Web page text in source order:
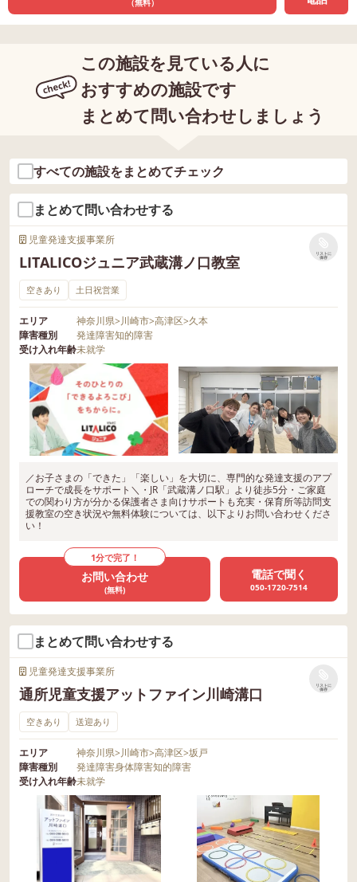
（無料）
この施設を見ている人に
おすすめの施設です
まとめて問い合わせしましょう
すべての施設をまとめてチェック
まとめて問い合わせする
児童発達支援事業所
LITALICOジュニア武蔵溝ノ口教室
リストに
保存
空きあり 土日祝営業
エリア 神奈川県>川崎市>高津区>久本
障害種別
発達障害知的障害
受け入れ年齢未就学
／お子さまの「できた」「楽しい」を大切に、専門的な発達支援のアプ
ローチで成長をサポート＼・JR「武蔵溝ノ口駅」より徒歩5分・ご家庭
での関わり方が分かる保護者さま向けサポートも充実・保育所等訪問支
援教室の空き状況や無料体験については、以下よりお問い合わせくださ
い！
1分で完了！
お問い合わせ
(無料)
電話で聞く
050-1720-7514
まとめて問い合わせする
児童発達支援事業所
通所児童支援アットファイン川崎溝口
リストに
保存
空きあり 送迎あり
エリア 神奈川県>川崎市>高津区>坂戸
障害種別
発達障害身体障害知的障害
受け入れ年齢未就学